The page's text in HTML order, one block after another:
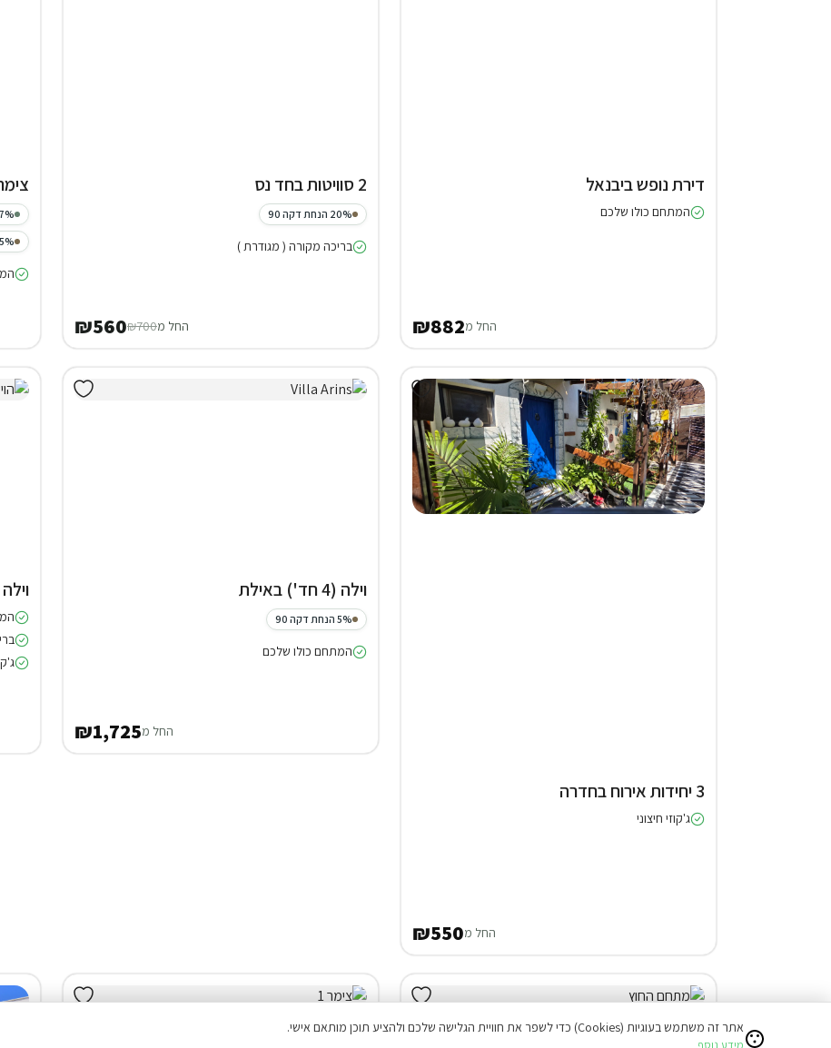
דירת נופש ביבנאל
המתחם כולו שלכם
החל מ₪882
2 סוויטות בחד נס
20% הנחת דקה 90
בריכה מקורה ( מגודרת )
החל מ₪700
₪560
7% הנחה על הלילה השני
15% הנחת
3 יחידות אירוח בחדרה
ג'קוזי חיצוני
החל מ₪550
וילה (4 חד') באילת
5% הנחת דקה 90
המתחם כולו שלכם
החל מ₪1,725
וילה (5 חד') בעין
אתר זה משתמש בעוגיות (Cookies) כדי לשפר את חוויית הגלישה שלכם ולהציע תוכן מותאם אישי.
מידע נוסף